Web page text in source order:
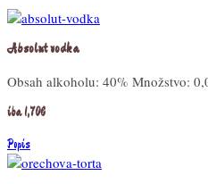
Absolut vodka
Obsah alkoholu: 40% Množstvo:
iba 1,70€
Popis